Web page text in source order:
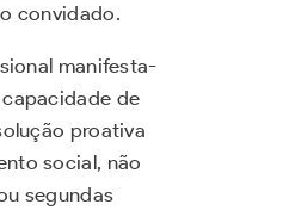
convidado.
manifesta-
de
proativa
social, não
segundas